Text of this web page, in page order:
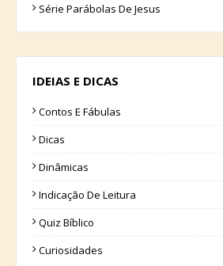
Série Parábolas De Jesus
IDEIAS E DICAS
Contos E Fábulas
Dicas
Dinâmicas
Indicação De Leitura
Quiz Bíblico
Curiosidades